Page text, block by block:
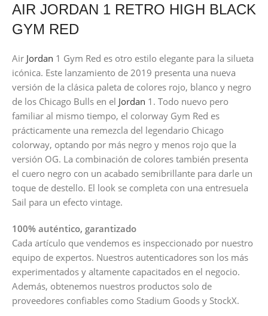
AIR JORDAN 1 RETRO HIGH BLACK
GYM RED
Air Jordan 1 Gym Red es otro estilo elegante para la silueta
icónica. Este lanzamiento de 2019 presenta una nueva
versión de la clásica paleta de colores rojo, blanco y negro
de los Chicago Bulls en el Jordan 1. Todo nuevo pero
familiar al mismo tiempo, el colorway Gym Red es
prácticamente una remezcla del legendario Chicago
colorway, optando por más negro y menos rojo que la
versión OG. La combinación de colores también presenta
el cuero negro con un acabado semibrillante para darle un
toque de destello. El look se completa con una entresuela
Sail para un efecto vintage.
100% auténtico, garantizado
Cada artículo que vendemos es inspeccionado por nuestro
equipo de expertos. Nuestros autenticadores son los más
experimentados y altamente capacitados en el negocio.
Además, obtenemos nuestros productos solo de
proveedores confiables como Stadium Goods y StockX.